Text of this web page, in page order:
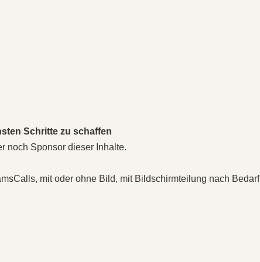
Schritte zu schaffen
noch Sponsor dieser Inhalte.
mit oder ohne Bild, mit Bildschirmteilung nach Bedarf